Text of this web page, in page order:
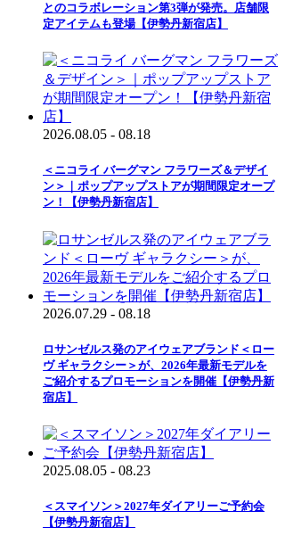
とのコラボレーション第3弾が発売。店舗限
定アイテムも登場【伊勢丹新宿店】
2026.08.05 - 08.18
＜ニコライ バーグマン フラワーズ＆デザイ
ン＞｜ポップアップストアが期間限定オープ
ン！【伊勢丹新宿店】
2026.07.29 - 08.18
ロサンゼルス発のアイウェアブランド＜ロー
ヴ ギャラクシー＞が、2026年最新モデルを
ご紹介するプロモーションを開催【伊勢丹新
宿店】
2025.08.05 - 08.23
＜スマイソン＞2027年ダイアリーご予約会
【伊勢丹新宿店】